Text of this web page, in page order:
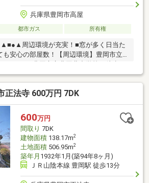
兵庫県豊岡市高屋
都市ガス 所有権
周辺環境が充実！■窓が多く日当た
も安心の部屋数！【周辺環境】豊岡市立
庫 豊岡西支店：徒歩2分（160ｍ）高屋
）フレッシュバザール 正法寺パーク
ァミリーマート 豊岡駅西口店：徒歩4分
グ 豊岡戸牧店：徒歩12分（850ｍ）現地
ます！是非、お問い合わせください。
正法寺 600万円 7DK
600万円
間取り 7DK
建物面積138.17m2
土地面積506.95m2
築年月 1932年1月(築94年8ヶ月)
ＪＲ山陰本線 豊岡駅 徒歩13分